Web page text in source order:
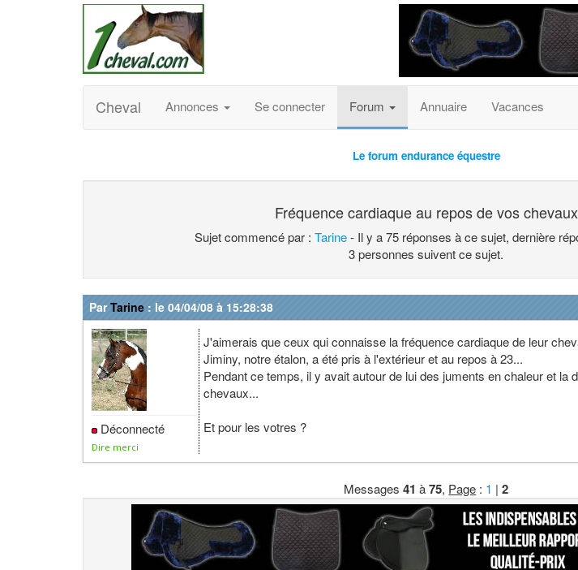
Cheval Annonces Se connecter Forum Annuaire Vacances
Le forum endurance équestre
Fréquence cardiaque au repos de vos chevaux
Sujet commencé par :Tarine- Il y a 75 réponses à ce sujet, dernière
3 personnes suivent ce sujet.
ParTarine : le 04/04/08 à 15:28:38
Déconnecté
Dire merci
J'aimerais que ceux qui connaisse la fréquence cardiaque de leur
Jiminy, notre étalon, a été pris à l'extérieur et au repos à 23...
Pendant ce temps, il y avait autour de lui des juments en chaleur et la
chevaux...
Et pour les votres ?
Messages41 à75, Page : 1 |2